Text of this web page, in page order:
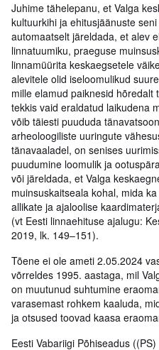
Juhime tähelepanu, et Valga
kultuurkihi ja ehitusjäänuste
automaatselt järeldada, et alev
linnatuumiku, praeguse
linnamüürita keskaegsetele
alevitele olid iseloomulikud
mille elamud paiknesid
tekkis vaid eraldatud laikudena
võib täiesti puududa
arheoloogiliste uuringute
tänavaaladel, on senises
puudumine loomulik ja
või järeldada, et Valga
muinsuskaitseala kohal, mida
allikate ja ajaloolise
(vt Eesti linnaehituse ajalugu:
2019, lk. 149–151).
Tõene ei ole ameti 2.05.2024
võrreldes 1995. aastaga, mil
on muutunud suhtumine
varasemast rohkem kaaluda,
ja otsused toovad kaasa
Eesti Vabariigi Põhiseadus